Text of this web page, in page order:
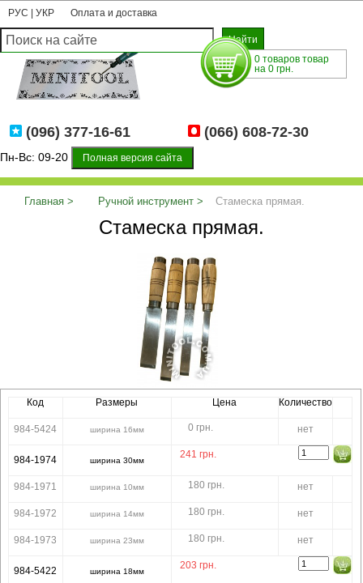
РУС УКР Оплата и доставка
0 товаров товар
на 0 грн.
(096) 377-16-61 (066) 608-72-30
Пн-Вс: 09-20 Полная версия сайта
Главная Ручной инструмент Стамеска прямая.
Стамеска прямая.
Код Размеры Цена Количество
984-5424 ширина 16мм 0 грн. нет
984-1974 ширина 30мм
241 грн.
984-1971 ширина 10мм 180 грн. нет
984-1972 ширина 14мм 180 грн. нет
984-1973 ширина 23мм 180 грн. нет
984-5422 ширина 18мм
203 грн.